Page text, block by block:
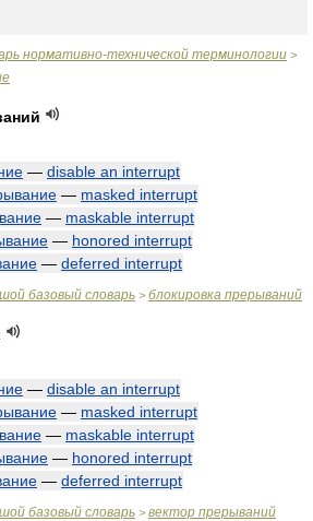
нормативно-технической терминологии >
— disable an interrupt
— masked interrupt
— maskable interrupt
— honored interrupt
— deferred interrupt
базовый словарь > блокировка прерываний
— disable an interrupt
— masked interrupt
— maskable interrupt
— honored interrupt
— deferred interrupt
базовый словарь > вектор прерываний